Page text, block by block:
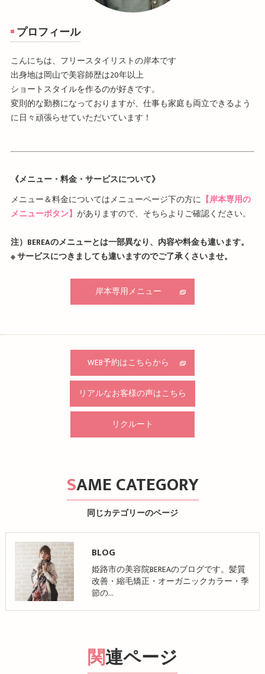
プロフィール
こんにちは、フリースタイリストの岸本です
出身地は岡山で美容師歴は20年以上
ショートスタイルを作るのが好きです。
変則的な勤務になっておりますが、仕事も家庭も両立できるよう
に日々頑張らせていただいています！
《メニュー・料金・サービスについて》
メニュー＆料金についてはメニューページ下の方に 【岸本専用の
メニューボタン】 がありますので、そちらよりご確認ください。
注）BEREAのメニューとは一部異なり、内容や料金も違います。
※ サービスにつきましても違いますのでご了承くさいませ。
岸本専用メニュー
WEB予約はこちらから
リアルなお客様の声はこちら
リクルート
同じカテゴリーのページ
SAME CATEGORY
BLOG
姫路市の美容院BEREAのブログです。髪質
改善・縮毛矯正・オーガニックカラー・季
節の…
関連ページ